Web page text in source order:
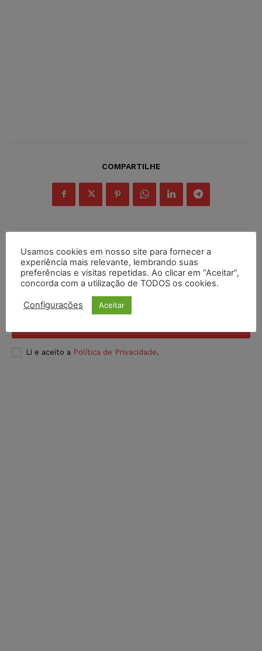
COMPARTILHE
Inscreva-se
Li e aceito a Política de Privacidade.
Usamos cookies em nosso site para fornecer a
experiência mais relevante, lembrando suas
preferências e visitas repetidas. Ao clicar em “Aceitar”,
concorda com a utilização de TODOS os cookies.
Configurações Aceitar